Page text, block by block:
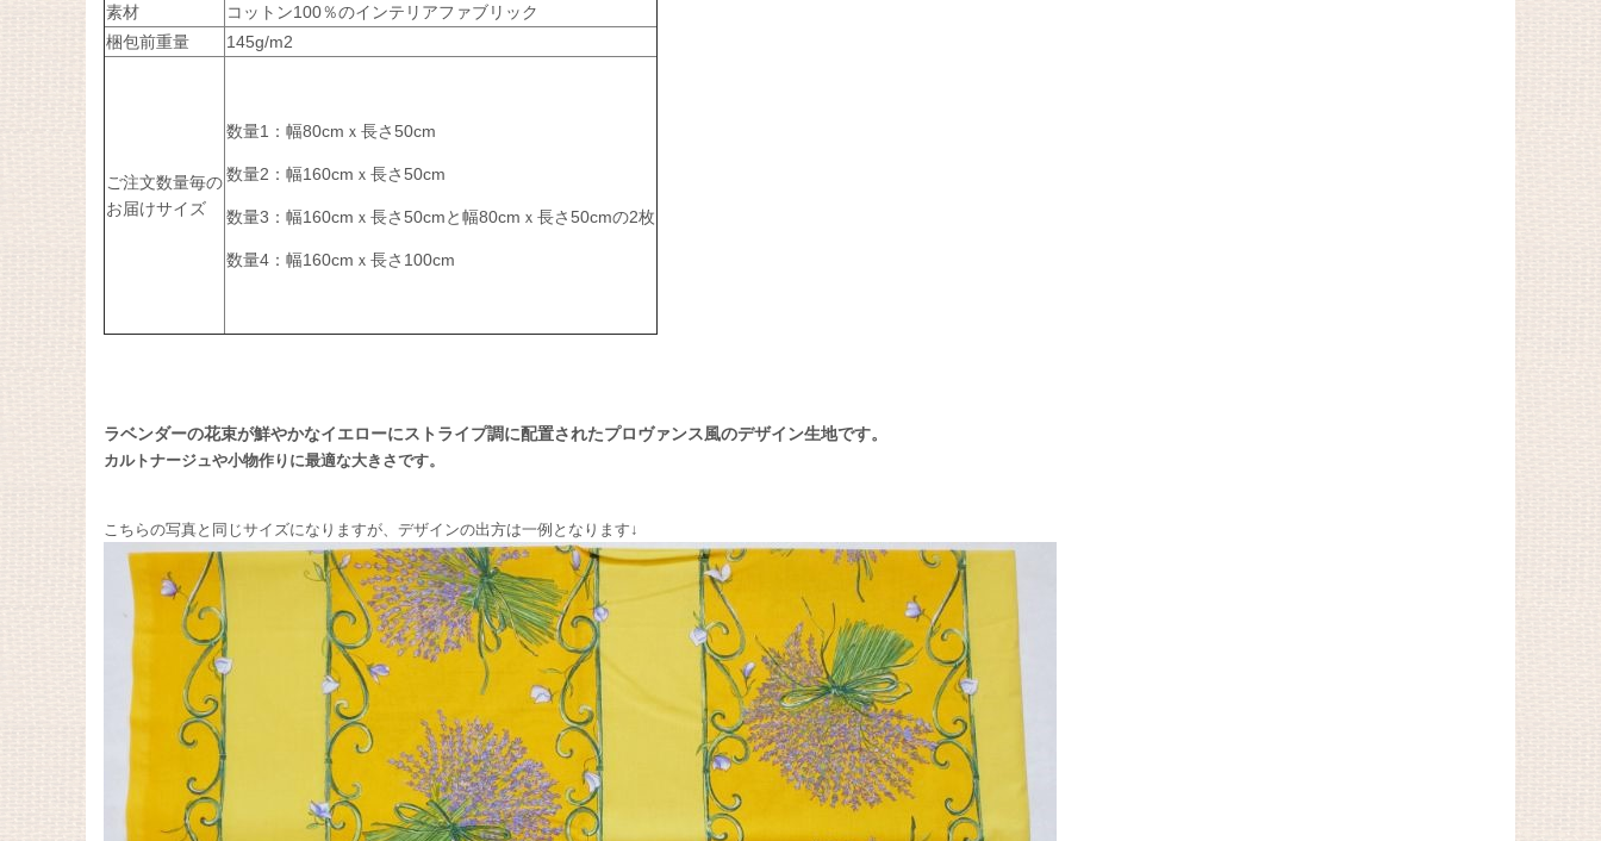
素材
コットン100％のインテリアファブリック
梱包前重量
145g/m2
ご注文数量毎の
お届けサイズ
数量1：幅80cmｘ長さ50cm
数量2：幅160cmｘ長さ50cm
数量3：幅160cmｘ長さ50cmと幅80cmｘ長さ50cmの2枚
数量4：幅160cmｘ長さ100cm
ラベンダーの花束が鮮やかなイエローにストライプ調に配置されたプロヴァンス風のデザイン生地です。
カルトナージュや小物作りに最適な大きさです。
こちらの写真と同じサイズになりますが、デザインの出方は一例となります↓